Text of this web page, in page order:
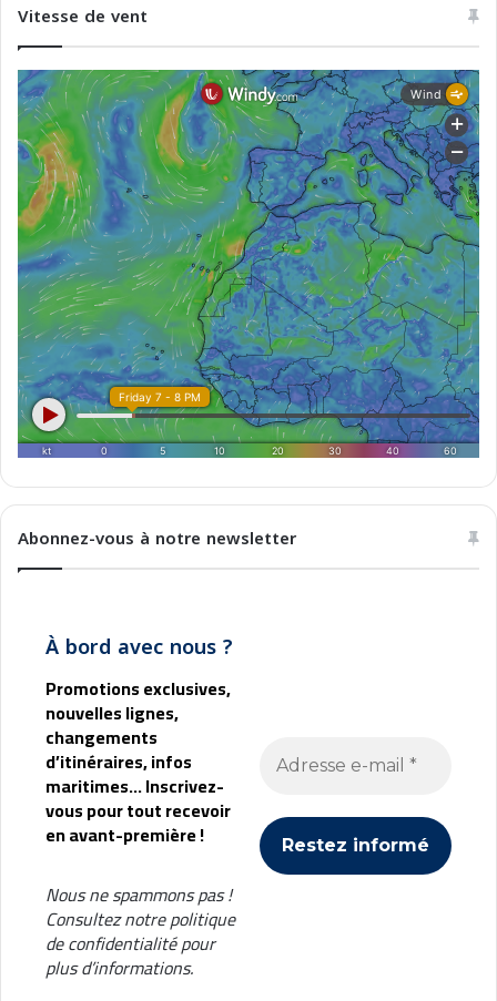
a
o
û
t
2
0
2
5
Vitesse de vent
Abonnez-vous à notre newsletter
À bord avec nous ?
Promotions exclusives,
nouvelles lignes,
changements
d’itinéraires, infos
maritimes... Inscrivez-
vous pour tout recevoir
en avant-première !
Nous ne spammons pas !
Consultez notrepolitique
de confidentialitépour
plus d’informations.